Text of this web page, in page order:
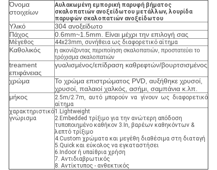
Όνομα
στοιχείων
Αυλακωμένη εμπορική παρυφή βήματος
σκαλοπατιών ανοξείδωτου μετάλλων, λουρίδα
παρυφών σκαλοπατιών ανοξείδωτου
Υλικό
304 ανοξείδωτο
Πάχος
0.6mm~1.5mm. Είναι μέχρι την επιλογή σας
Μέγεθος 44x23mm, συνήθεια ως διαφορετικό αίτημα
Καθολικός
η ακονίζοντας περιποίηση σκαλοπατιών, προστατεύει το
τρόχισμα σκαλοπατιών
treament
επιφάνειας
γυαλισμένος/επίδραση καθρεφτών/βουρτσισμένος
χρώμα
Το χρώμα επιστρώματος PVD, αυξήθηκε χρυσοί,
χρυσοί, παλαιοί χαλκός, ασήμι, σαμπάνια κ.λπ.
μήκος
2.5m/2.7m, αυτό μπορούν να γίνουν ως διαφορετικό
αίτημα
χαρακτηριστικό
γνώρισμα
1.Lightweight
2.Embedded τρίξιμο για την ανώτερη απόδοση
τυποποιημένο καθήκον 3.In, βαρέων καθηκόντων &
λεπτό τρίξιμο
4.Custom χρώματα και μεγέθη διαθέσιμα στη διαταγή
5.Quick και εύκολος να εγκαταστήσει
6.Indoor ή υπαίθρια χρήση
7. Αντιδιαβρωτικός
8. Αντίκτυπος - ανθεκτικός